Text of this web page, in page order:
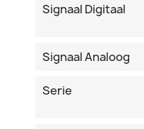
Signaal Digitaal
Signaal Analoog
Serie